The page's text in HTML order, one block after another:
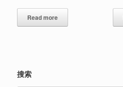
Read more
搜索